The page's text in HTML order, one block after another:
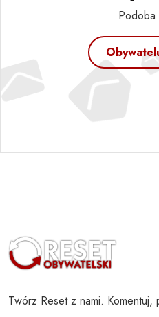
Podoba
Twórz Reset z nami. Komentuj,